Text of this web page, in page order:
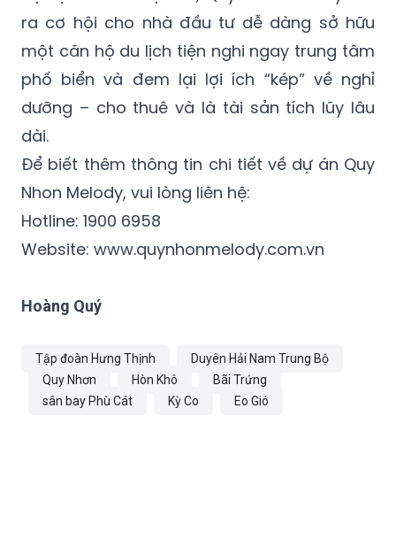
ra cơ hội cho nhà đầu tư dễ dàng sở hữu
một căn hộ du lịch tiện nghi ngay trung tâm
phố biển và đem lại lợi ích “kép” về nghỉ
dưỡng – cho thuê và là tài sản tích lũy lâu
dài.
Để biết thêm thông tin chi tiết về dự án Quy
Nhon Melody, vui lòng liên hệ:
Hotline: 1900 6958
Website: www.quynhonmelody.com.vn
Hoàng Quý
Tập đoàn Hưng Thịnh
Duyên Hải Nam Trung Bộ
Quy Nhơn
Hòn Khô
Bãi Trứng
sân bay Phù Cát
Kỳ Co Eo Gió